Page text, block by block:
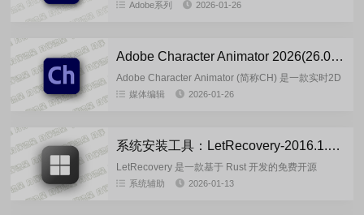
Adobe系列 2026-01-26
Adobe Character Animator 2026(26.0.0.50)-m0nkrus 多语言版
Adobe Character Animator (简称CH) 是一款实时2D
角色动画软件，主打"真人驱动虚拟角色"功能用摄像
媒体编辑 2026-01-26
系统安装工具：LetRecovery-2016.1.10.0 绿色版
LetRecovery 是一款基于 Rust 开发的免费开源
Windows 系统重装工具，支持
系统辅助 2026-01-13